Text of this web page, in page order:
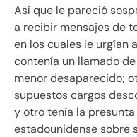
Así que le pareció
a recibir mensajes de
en los cuales le urgían
contenía un llamado
menor desaparecido;
supuestos cargos
y otro tenía la
estadounidense sobre